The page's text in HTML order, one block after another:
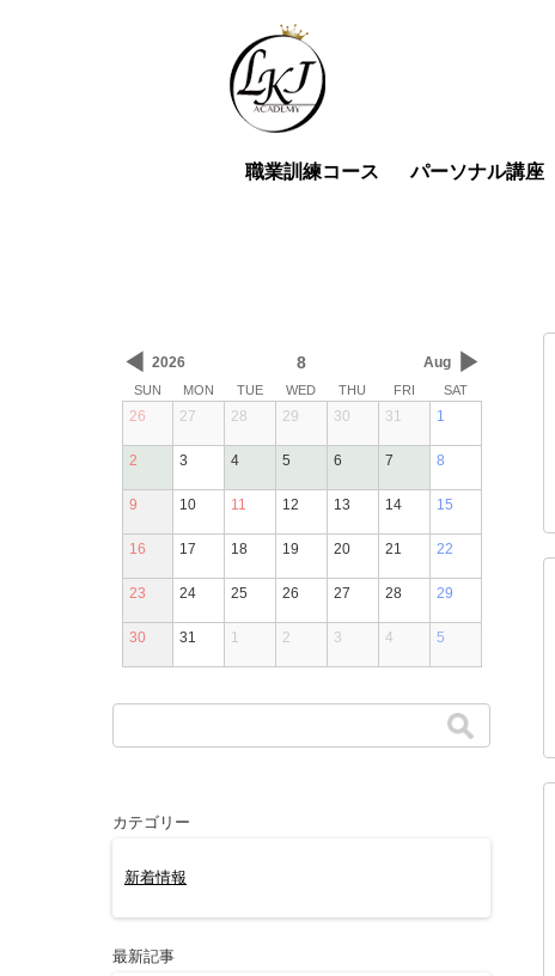
職業訓練コース パーソナル講座
◀ 2026 8 Aug ▶
SUN MON TUE WED THU FRI SAT
26 27 28 29 30 31 1
2 3 4 5 6 7 8
9 10 11 12 13 14 15
16 17 18 19 20 21 22
23 24 25 26 27 28 29
30 31 1 2 3 4 5
カテゴリー
新着情報
最新記事